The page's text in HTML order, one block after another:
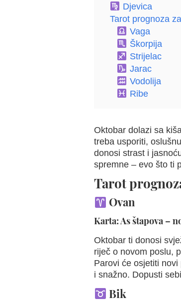
Djevica
Tarot prognoza
Vaga
Škorpija
Strijelac
Jarac
Vodolija
Ribe
Oktobar dolazi sa
treba usporiti,
donosi strast i
spremne – evo što ti
Tarot
Ovan
Karta: As štapova –
Oktobar ti donosi
riječ o novom poslu,
Parovi će osjetiti
i snažno. Dopusti
Bik